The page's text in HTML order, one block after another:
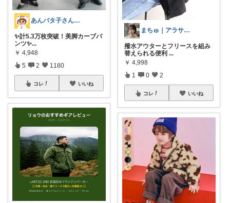
あんバタ子さん🥞🍞
✨計5.3万枚突破！美脚カーブパ
ンツ✨ ​...
￥ 4,948
5 2 1180
コレ いいね
まちゅ｜アラサー高見えきれいめ服
撥水アウターとフリースを組み
替えられる便利 ...
￥ 4,998
1 0 2
コレ いいね